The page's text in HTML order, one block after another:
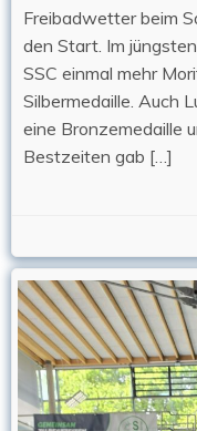
Freibadwetter beim
den Start. Im
SSC einmal mehr
Silbermedaille. Auch
eine Bronzemedaille
Bestzeiten gab […]